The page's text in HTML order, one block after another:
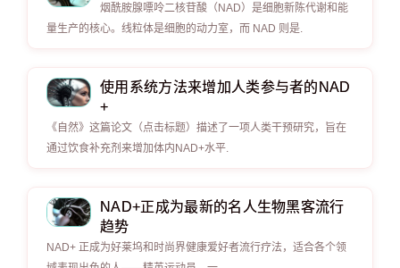
烟酰胺腺嘌呤二核苷酸（NAD）是细胞新陈代谢和能
量生产的核心。线粒体是细胞的动力室，而 NAD 则是.
使用系统方法来增加人类参与者的NAD
+
《自然》这篇论文（点击标题）描述了一项人类干预研究，旨在
通过饮食补充剂来增加体内NAD+水平.
NAD+正成为最新的名人生物黑客流行
趋势
NAD+ 正成为好莱坞和时尚界健康爱好者流行疗法，适合各个领